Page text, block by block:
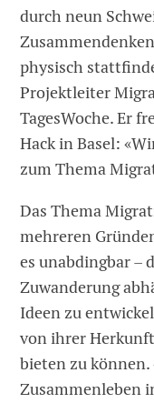
durch neun
physisch
Projektleiter
TagesWoche. Er
Hack in Basel:
zum Thema
Das Thema
mehreren
es unabdingbar –
Zuwanderung
Ideen zu
von ihrer
bieten zu können.
Zusammenleben